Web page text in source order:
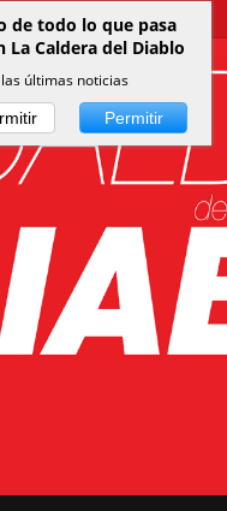
de todo lo que pasa
Caldera del Diablo
últimas noticias
Permitir